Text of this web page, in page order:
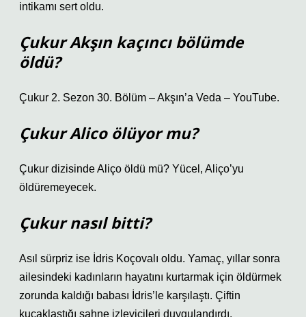
intikamı sert oldu.
Çukur Akşın kaçıncı bölümde
öldü?
Çukur 2. Sezon 30. Bölüm – Akşın’a Veda – YouTube.
Çukur Alico ölüyor mu?
Çukur dizisinde Aliço öldü mü? Yücel, Aliço’yu
öldüremeyecek.
Çukur nasıl bitti?
Asıl sürpriz ise İdris Koçovalı oldu. Yamaç, yıllar sonra
ailesindeki kadınların hayatını kurtarmak için öldürmek
zorunda kaldığı babası İdris’le karşılaştı. Çiftin
kucaklaştığı sahne izleyicileri duygulandırdı.